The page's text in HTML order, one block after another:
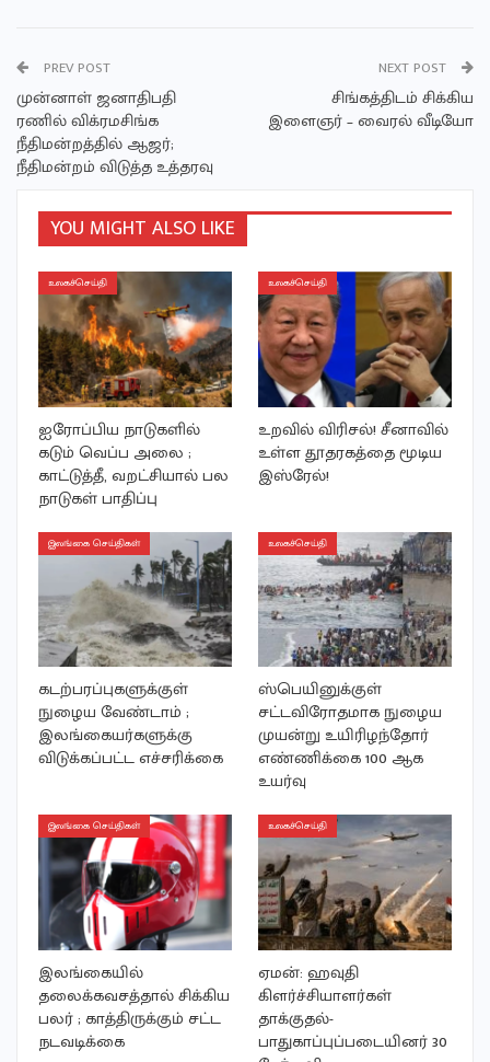
PREV POST
முன்னாள் ஜனாதிபதி
ரணில் விக்ரமசிங்க
நீதிமன்றத்தில் ஆஜர்;
நீதிமன்றம் விடுத்த உத்தரவு
NEXT POST
சிங்கத்திடம் சிக்கிய
இளைஞர் – வைரல் வீடியோ
YOU MIGHT ALSO LIKE
உலகச்செய்தி
ஐரோப்பிய நாடுகளில்
கடும் வெப்ப அலை ;
காட்டுத்தீ, வறட்சியால் பல
நாடுகள் பாதிப்பு
உலகச்செய்தி
உறவில் விரிசல்! சீனாவில்
உள்ள தூதரகத்தை மூடிய
இஸ்ரேல்!
இலங்கை செய்திகள்
கடற்பரப்புகளுக்குள்
நுழைய வேண்டாம் ;
இலங்கையர்களுக்கு
விடுக்கப்பட்ட எச்சரிக்கை
உலகச்செய்தி
ஸ்பெயினுக்குள்
சட்டவிரோதமாக நுழைய
முயன்று உயிரிழந்தோர்
எண்ணிக்கை 100 ஆக
உயர்வு
இலங்கை செய்திகள்
இலங்கையில்
தலைக்கவசத்தால் சிக்கிய
பலர் ; காத்திருக்கும் சட்ட
நடவடிக்கை
உலகச்செய்தி
ஏமன்: ஹவுதி
கிளர்ச்சியாளர்கள்
தாக்குதல்-
பாதுகாப்புப்படையினர் 30